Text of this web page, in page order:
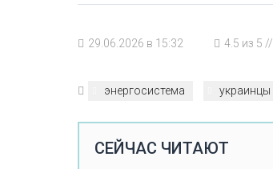
29.06.2026 в 15:32 4.5 из 5 //
энергосистема украинцы
СЕЙЧАС ЧИТАЮТ